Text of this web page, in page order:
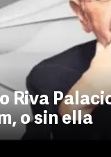
Riva
o sin ella